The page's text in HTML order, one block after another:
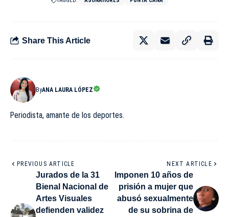
Share This Article
ByANA LAURA LÓPEZ
Periodista, amante de los deportes.
PREVIOUS ARTICLE
Jurados de la 31
Bienal Nacional de
Artes Visuales
defienden validez
NEXT ARTICLE
Imponen 10 años de
prisión a mujer que
abusó sexualmente
de su sobrina de